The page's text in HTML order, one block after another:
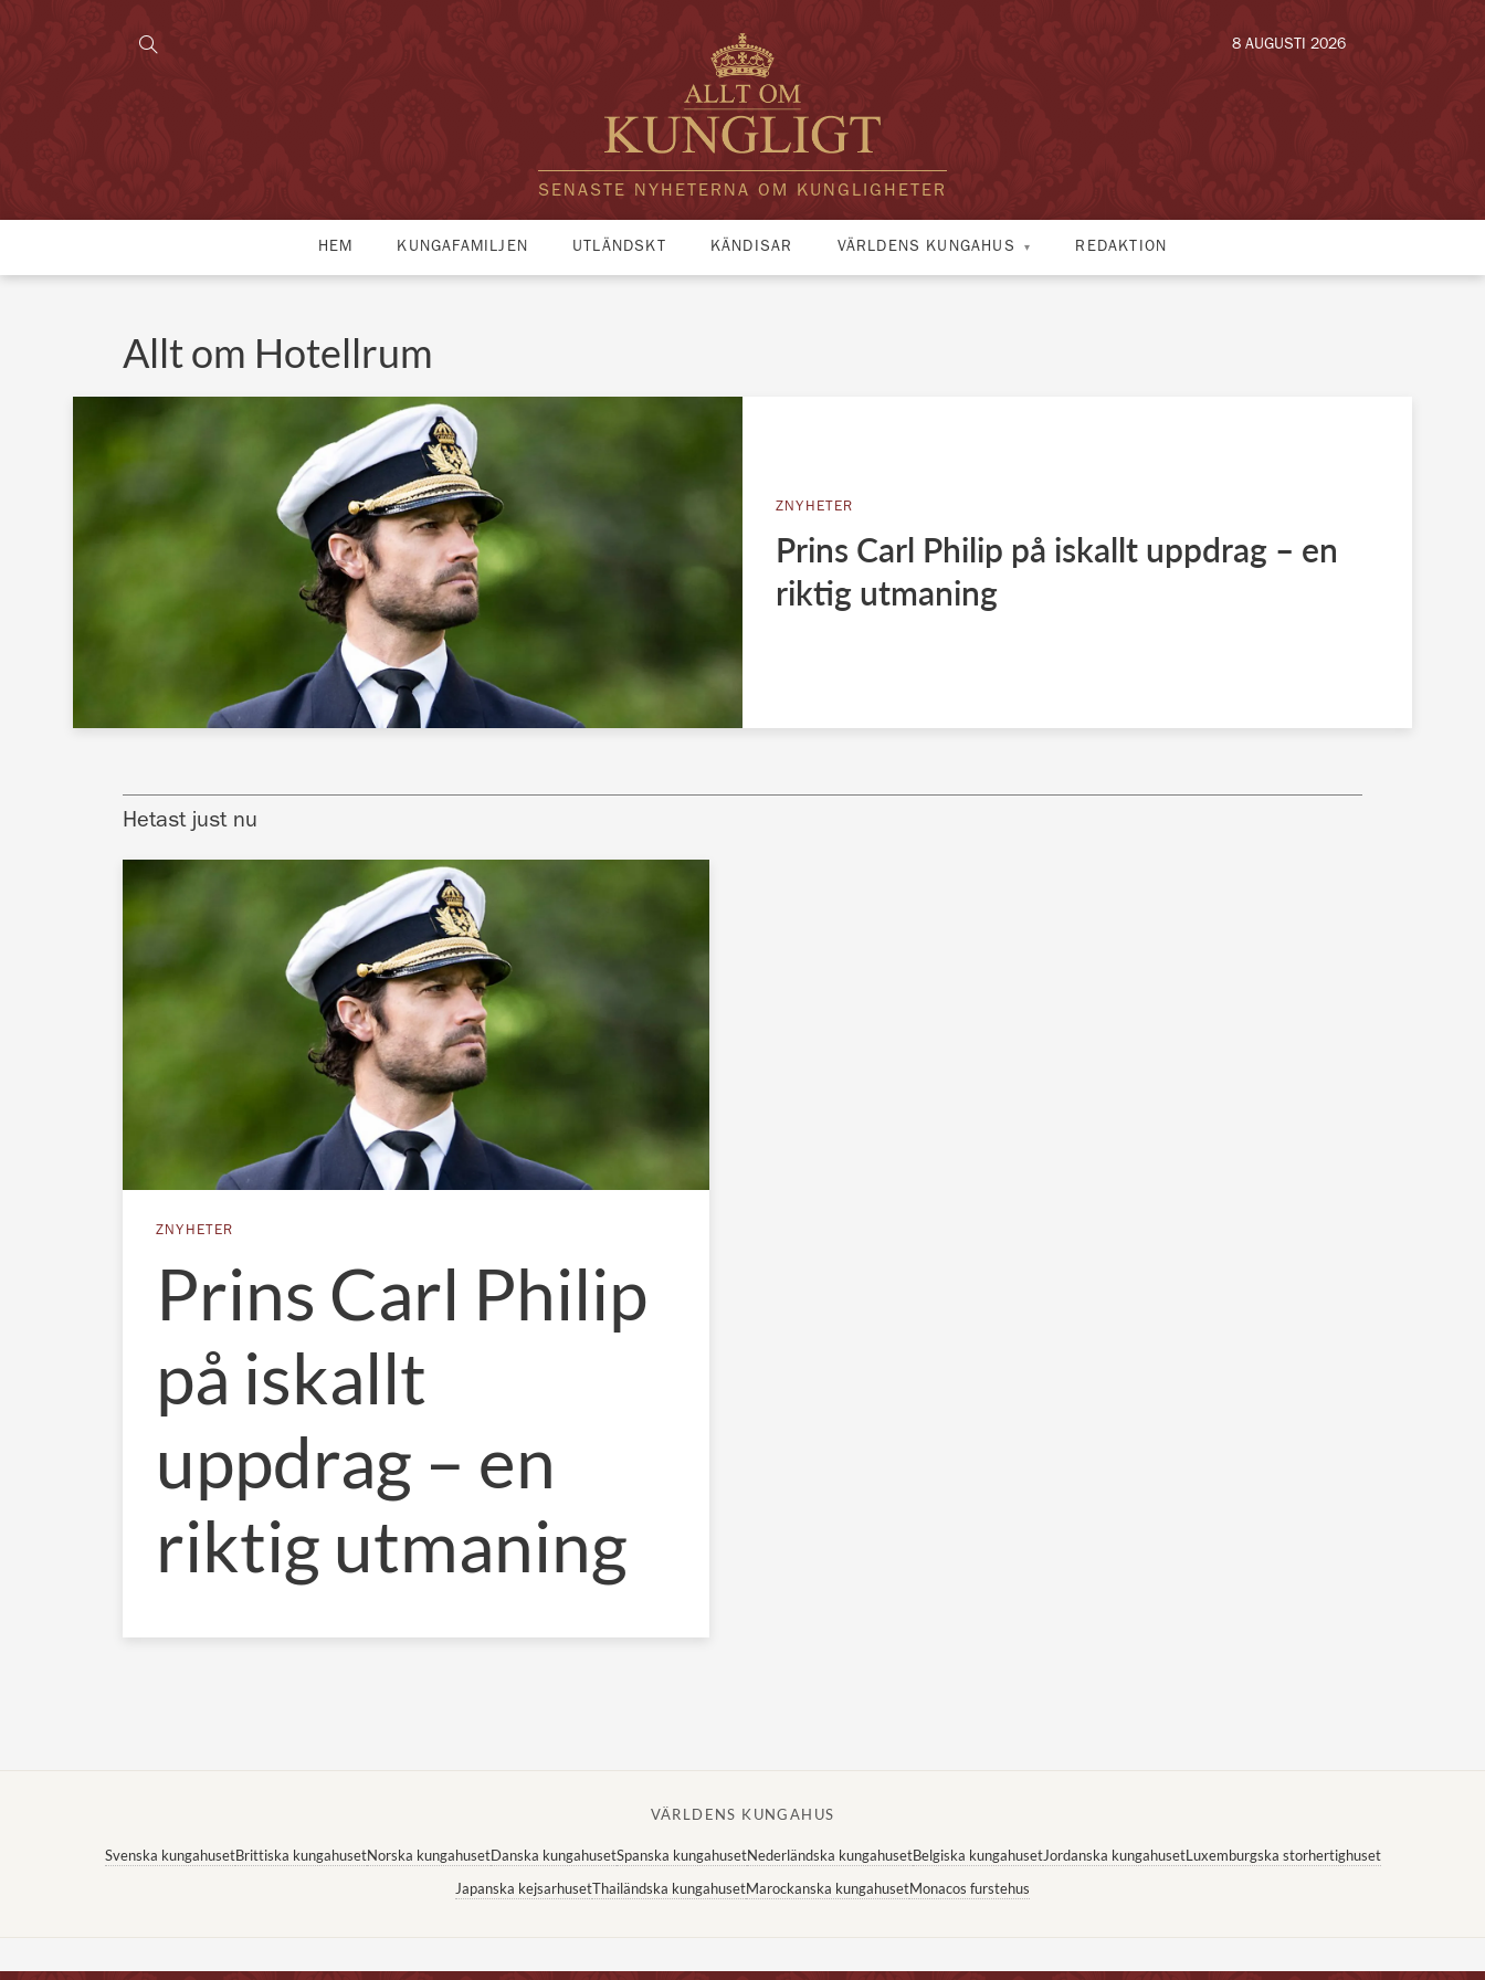
SENASTE NYHETERNA OM KUNGLIGHETER
8 AUGUSTI 2026
HEM KUNGAFAMILJEN UTLÄNDSKT KÄNDISAR VÄRLDENS KUNGAHUS REDAKTION
Allt om Hotellrum
ZNYHETER
Prins Carl Philip på iskallt uppdrag – en
riktig utmaning
Hetast just nu
ZNYHETER
Prins Carl Philip
på iskallt
uppdrag – en
riktig utmaning
VÄRLDENS KUNGAHUS
Svenska kungahusetBrittiska kungahusetNorska kungahusetDanska kungahusetSpanska kungahusetNederländska kungahusetBelgiska kungahusetJordanska kungahusetLuxemburgska storhertighuset
Japanska kejsarhusetThailändska kungahusetMarockanska kungahusetMonacos furstehus